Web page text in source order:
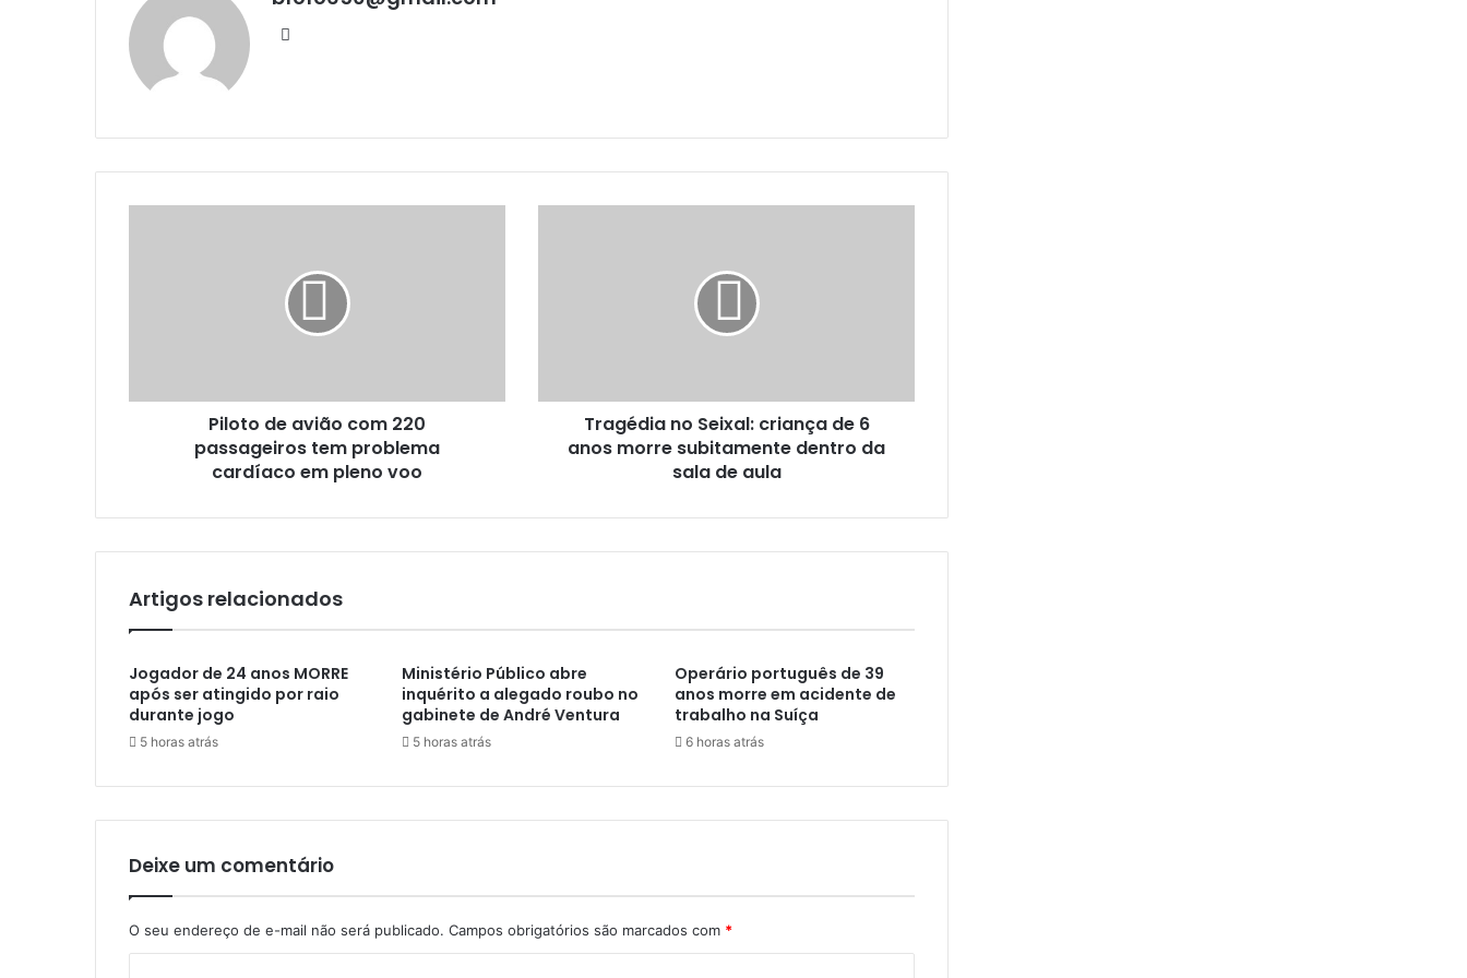
Website
Piloto de avião com 220
passageiros tem problema
cardíaco em pleno voo
Tragédia no Seixal: criança de 6
anos morre subitamente dentro da
sala de aula
Artigos relacionados
Jogador de 24 anos MORRE
após ser atingido por raio
durante jogo
5 horas atrás
Ministério Público abre
inquérito a alegado roubo no
gabinete de André Ventura
5 horas atrás
Operário português de 39
anos morre em acidente de
trabalho na Suíça
6 horas atrás
Deixe um comentário
O seu endereço de e-mail não será publicado. Campos obrigatórios são marcados com *